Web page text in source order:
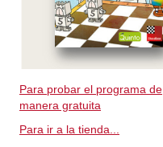
Para probar el programa de
manera gratuita
Para ir a la tienda...